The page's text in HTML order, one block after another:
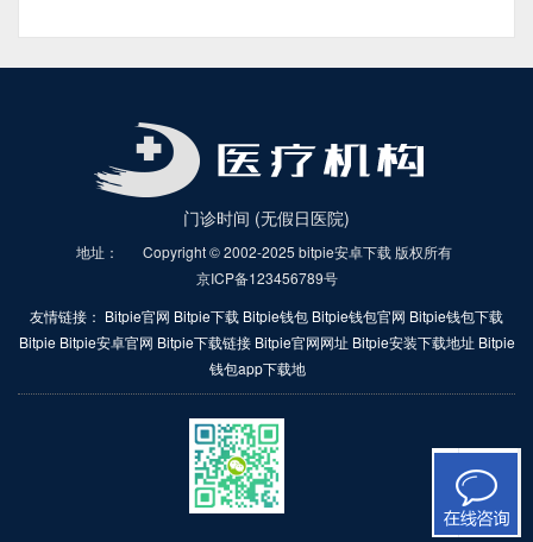
门诊时间 (无假日医院)
地址：
Copyright © 2002-2025 bitpie安卓下载 版权所有
京ICP备123456789号
友情链接： Bitpie官网 Bitpie下载 Bitpie钱包 Bitpie钱包官网 Bitpie钱包下载
Bitpie Bitpie安卓官网 Bitpie下载链接 Bitpie官网网址 Bitpie安装下载地址 Bitpie
钱包app下载地